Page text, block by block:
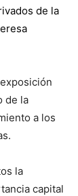
de la
de la
a los
la
capital